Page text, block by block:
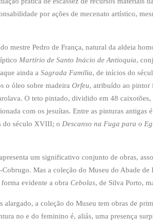
por ações de mecenato artístico,
mestre Pedro de França, natural da aldeia
Martírio de Santo Inácio de Antioquia,
ainda a Sagrada Família, de inícios do
o óleo sobre madeira Orfeu, atribuído ao pintor
O teto pintado, dividido em 48
com os jesuítas. Entre as pinturas antigas
do século XVIII; o Descanso na Fuga para o
um significativo conjunto de obras,
Mas a coleção do Museu do Abade
evidente a obra Cebolas, de Silva Porto,
a coleção do Museu tem obras de
no e do feminino é, aliás, uma presença